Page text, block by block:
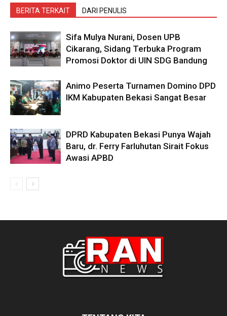
BERITA TERKAIT DARI PENULIS
Sifa Mulya Nurani, Dosen UPB
Cikarang, Sidang Terbuka Program
Promosi Doktor di UIN SDG Bandung
Animo Peserta Turnamen Domino DPD
IKM Kabupaten Bekasi Sangat Besar
DPRD Kabupaten Bekasi Punya Wajah
Baru, dr. Ferry Farluhutan Sirait Fokus
Awasi APBD